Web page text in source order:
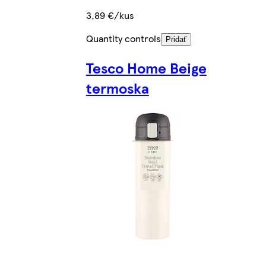
3,89 €/kus
Quantity controls
Pridať
Tesco Home Beige
termoska